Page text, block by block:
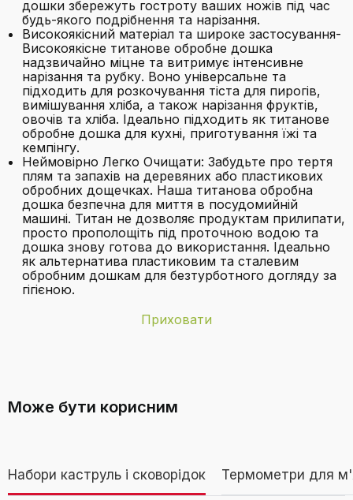
дошки збережуть гостроту ваших ножів під час
будь-якого подрібнення та нарізання.
Високоякісний матеріал та широке застосування-
Високоякісне титанове обробне дошка
надзвичайно міцне та витримує інтенсивне
нарізання та рубку. Воно універсальне та
підходить для розкочування тіста для пирогів,
вимішування хліба, а також нарізання фруктів,
овочів та хліба. Ідеально підходить як титанове
обробне дошка для кухні, приготування їжі та
кемпінгу.
Неймовірно Легко Очищати: Забудьте про тертя
плям та запахів на деревяних або пластикових
обробних дощечках. Наша титанова обробна
дошка безпечна для миття в посудомийній
машині. Титан не дозволяє продуктам прилипати,
просто прополощіть під проточною водою та
дошка знову готова до використання. Ідеально
як альтернатива пластиковим та сталевим
обробним дошкам для безтурботного догляду за
гігієною.
Приховати
Вага товару 1,56 кілограм
виробом
Може бути корисним
Набори каструль і сковорідок Термометри для